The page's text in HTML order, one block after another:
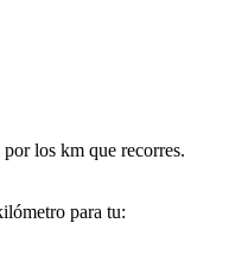
los km que recorres.
para tu: